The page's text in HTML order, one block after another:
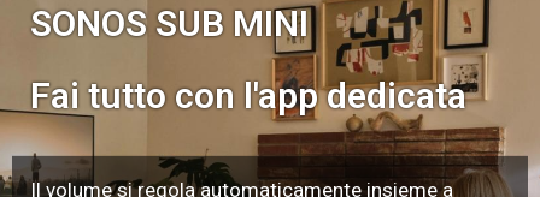
SONOS SUB MINI
Fai tutto con l'app dedicata
Il volume si regola automaticamente insieme a